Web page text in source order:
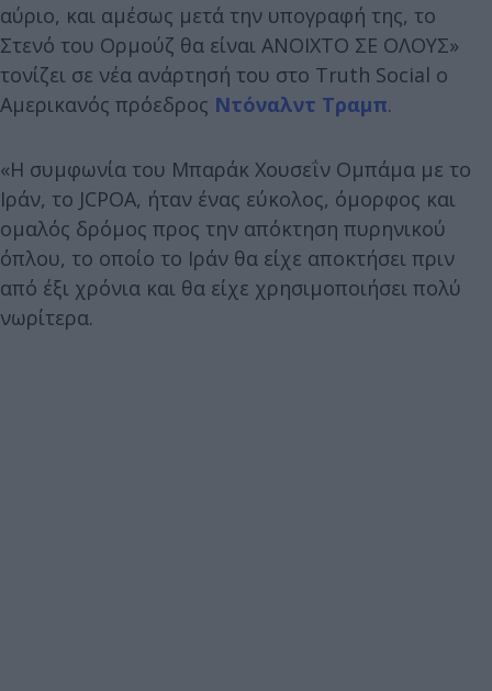
αύριο, και αμέσως μετά την υπογραφή της, το
Στενό του Ορμούζ θα είναι ΑΝΟΙΧΤΟ ΣΕ ΟΛΟΥΣ»
τονίζει σε νέα ανάρτησή του στο Truth Social ο
Αμερικανός πρόεδρος Ντόναλντ Τραμπ.
«Η συμφωνία του Μπαράκ Χουσεΐν Ομπάμα με το
Ιράν, το JCPOA, ήταν ένας εύκολος, όμορφος και
ομαλός δρόμος προς την απόκτηση πυρηνικού
όπλου, το οποίο το Ιράν θα είχε αποκτήσει πριν
από έξι χρόνια και θα είχε χρησιμοποιήσει πολύ
νωρίτερα.